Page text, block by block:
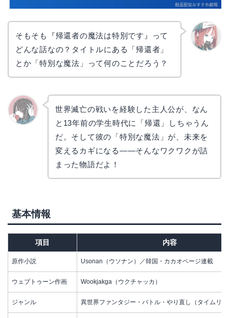
そもそも『帰還者の魔法は特別です』って
どんな話なの？タイトルにある「帰還者」
とか「特別な魔法」って何のことだろう？
世界滅亡の戦いを経験した主人公が、なん
と13年前の学生時代に「帰還」しちゃうん
だ。そして彼の「特別な魔法」が、未来を
変えるカギになる――そんなワクワクが詰
まった物語だよ！
基本情報
項目 内容
原作小説 Usonan（ウソナン）／韓国・カカオページ連載
ウェブトゥーン作画 Wookjakga（ウクチャッカ）
ジャンル 異世界ファンタジー・バトル・やり直し（タイムリ